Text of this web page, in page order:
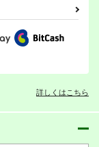
詳しくはこちら